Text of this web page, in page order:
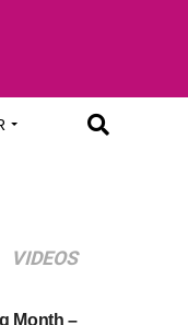
VIDEOS
Month –